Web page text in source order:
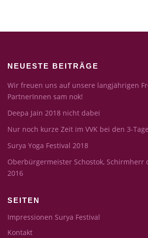
NEUESTE BEITRÄGE
Wir freuen uns auf unsere langjährigen
PartnerInnen sam nok!
Deepa Jain 2018 nicht dabei
Nur noch kurze Zeit im VVK bei den 3-
Surya Yoga Festival 2018
Oberbürgermeister Schostok, Schirmherr
2016
SEITEN
Impressionen Surya Festival
Kontakt